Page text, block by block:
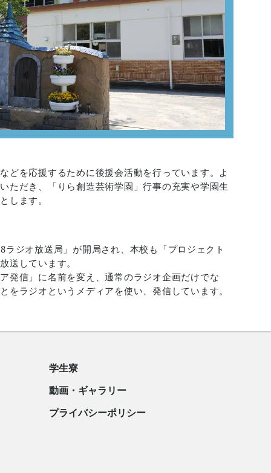
どを応援するために後援会活動を行っています。よ
ただき、「りら創造芸術学園」行事の充実や学園生
します。
ジオ放送局」が開局され、本校も「プロジェクト
送しています。
発信」に名前を変え、通常のラジオ企画だけでな
をラジオというメディアを使い、発信しています。
学生寮
動画・ギャラリー
プライバシーポリシー